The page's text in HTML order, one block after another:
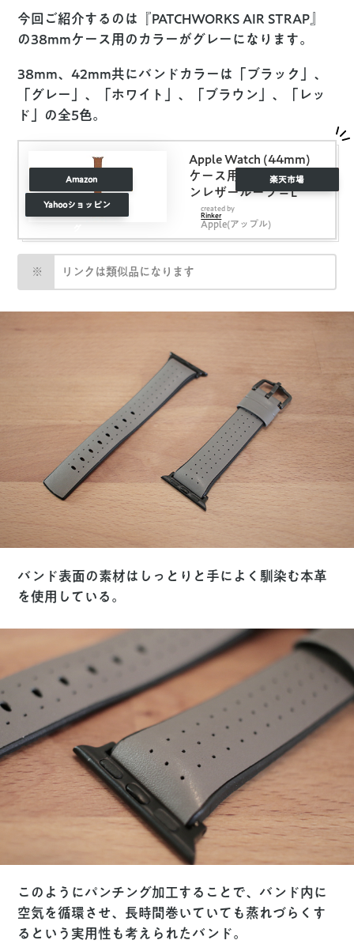
今回ご紹介するのは『PATCHWORKS AIR STRAP』
の38mmケース用のカラーがグレーになります。
38mm、42mm共にバンドカラーは「ブラック」、
「グレー」、「ホワイト」、「ブラウン」、「レッ
ド」の全5色。
Apple Watch (44mm)
ケース用サドルブラウ
ンレザーループ – L
created by
Rinker
Apple(アップル)
Amazon 楽天市場
Yahooショッピン
リンクは類似品になります
バンド表面の素材はしっとりと手によく馴染む本革
を使用 している。
このようにパンチング加工することで、バンド内に
空気を循環させ、長時間巻いていても蒸れづらくす
るという実用性も考えられたバンド。